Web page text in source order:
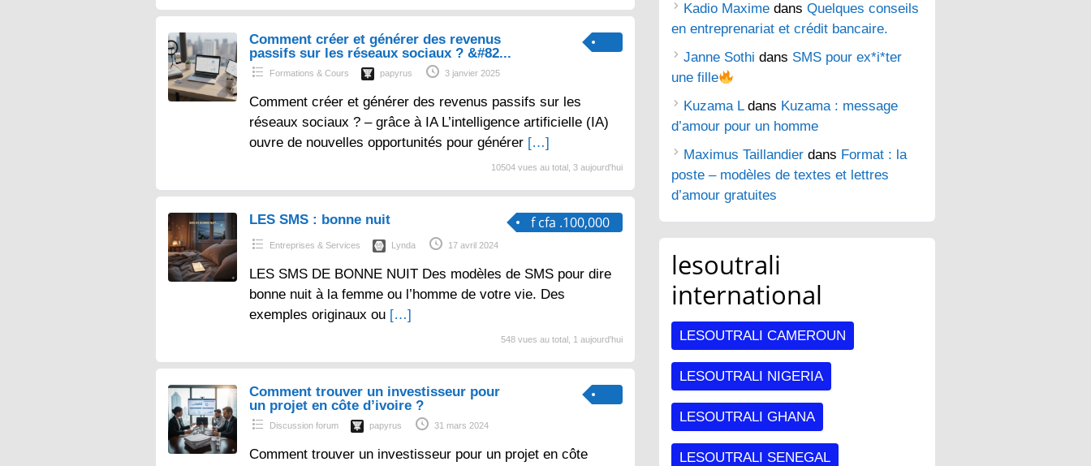
Comment créer et générer des revenus
passifs sur les réseaux sociaux ? &#82...
Formations & Cours papyrus 3 janvier 2025
Comment créer et générer des revenus passifs sur les
réseaux sociaux ? – grâce à IA L’intelligence artificielle (IA)
ouvre de nouvelles opportunités pour générer […]
10504 vues au total, 3 aujourd'hui
f cfa .100,000
LES SMS : bonne nuit
Entreprises & Services Lynda 17 avril 2024
LES SMS DE BONNE NUIT Des modèles de SMS pour dire
bonne nuit à la femme ou l’homme de votre vie. Des
exemples originaux ou […]
548 vues au total, 1 aujourd'hui
Comment trouver un investisseur pour
un projet en côte d’ivoire ?
Discussion forum papyrus 31 mars 2024
Comment trouver un investisseur pour un projet en côte
Kadio Maxime dans Quelques conseils
en entreprenariat et crédit bancaire.
Janne Sothi dans SMS pour ex*i*ter
une fille
Kuzama Ldans Kuzama : message
d’amour pour un homme
Maximus Taillandier dans Format : la
poste – modèles de textes et lettres
d’amour gratuites
lesoutrali
international
LESOUTRALI CAMEROUN
LESOUTRALI NIGERIA
LESOUTRALI GHANA
LESOUTRALI SENEGAL